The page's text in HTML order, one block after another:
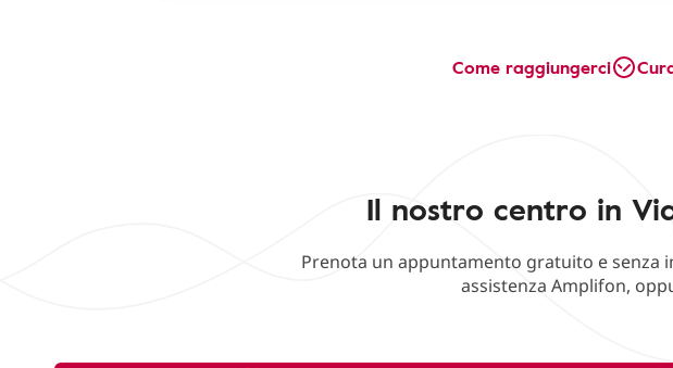
Come raggiungerci
Il nostro centro in
Prenota un appuntamento gratuito e senza
assistenza Amplifon,